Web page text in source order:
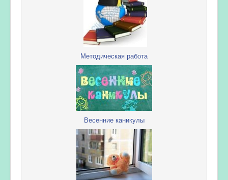
Методическая работа
Весенние каникулы